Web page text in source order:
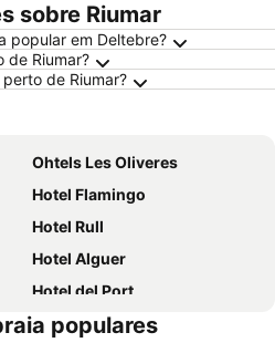
sobre Riumar
popular em Deltebre?
de Riumar?
de Riumar?
Ohtels Les Oliveres
Hotel Flamingo
Hotel Rull
Hotel Alguer
Hotel del Port
Roca Plana
populares